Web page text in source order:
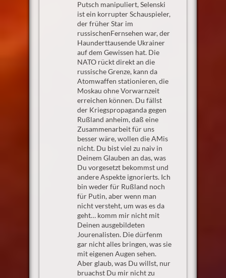
Putsch manipuliert, Selenski
ist ein korrupter Schauspieler,
der früher Star im
russischenFernsehen war, der
Haunderttausende Ukrainer
auf dem Gewissen hat. Die
NATO rückt direkt an die
russische Grenze, kann da
Atomwaffen stationieren, die
Moskau ohne Vorwarnzeit
erreichen können. Du fällst
der Kriegspropaganda gegen
Rußland anheim, daß eine
Zusammenarbeit für uns
besser wäre, wollen die AMis
nicht. Du bist viel zu naiv in
Deinem Glauben an das, was
Du vorgesetzt bekommst und
andere Aspekte ignorierts. Ich
bin weder für Rußland noch
für Putin, aber wenn man
nicht versteht, um was es da
geht… komm mir nicht mit
Deinen ausgebildeten
Jourenalisten. Die dürfenm
gar nicht alles bringen, was sie
mit eigenen Augen sehen.
Aber glaub, was Du willst, nur
bruachst Du mir nicht zu